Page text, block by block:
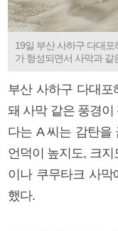
19일 부산 사하구 다대
가 형성되면서 사막과 같
부산 사하구 다대포
돼 사막 같은 풍경
다는 A 씨는 감탄을
언덕이 높지도, 크
이나 쿠무타크 사막
했다.